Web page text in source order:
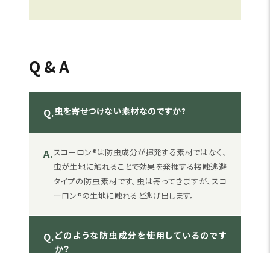
Q&A
Q.虫を寄せつけない素材なのですか?
A.スコーロン®は防虫成分が揮発する素材ではなく、
虫が生地に触れることで効果を発揮する接触逃避
タイプの防虫素材です。虫は寄ってきますが、スコ
ーロン®の生地に触れると逃げ出します。
Q.どのような防虫成分を使用しているのです
か？